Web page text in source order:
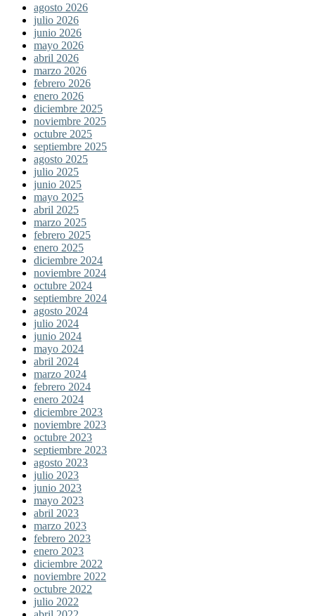
agosto 2026
julio 2026
junio 2026
mayo 2026
abril 2026
marzo 2026
febrero 2026
enero 2026
diciembre 2025
noviembre 2025
octubre 2025
septiembre 2025
agosto 2025
julio 2025
junio 2025
mayo 2025
abril 2025
marzo 2025
febrero 2025
enero 2025
diciembre 2024
noviembre 2024
octubre 2024
septiembre 2024
agosto 2024
julio 2024
junio 2024
mayo 2024
abril 2024
marzo 2024
febrero 2024
enero 2024
diciembre 2023
noviembre 2023
octubre 2023
septiembre 2023
agosto 2023
julio 2023
junio 2023
mayo 2023
abril 2023
marzo 2023
febrero 2023
enero 2023
diciembre 2022
noviembre 2022
octubre 2022
julio 2022